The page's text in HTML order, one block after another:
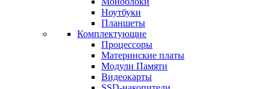
Ноутбуки
Планшеты
Комплектующие
Процессоры
Материнские платы
Модули Памяти
Видеокарты